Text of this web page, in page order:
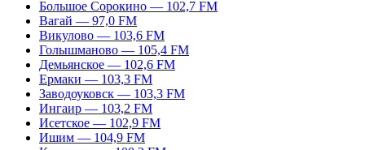
Большое Сорокино — 102,7 FM
Вагай — 97,0 FM
Викулово — 103,6 FM
Голышманово — 105,4 FM
Демьянское — 102,6 FM
Ермаки — 103,3 FM
Заводоуковск — 103,3 FM
Ингаир — 103,2 FM
Исетское — 102,9 FM
Ишим — 104,9 FM